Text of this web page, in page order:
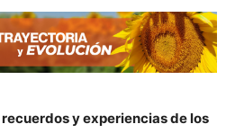
y experiencias de los